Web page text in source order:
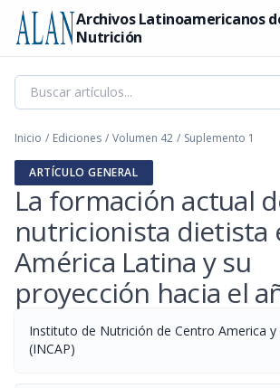
Archivos Latinoamericanos
Nutrición
Inicio / Ediciones / Volumen 42 / Suplemento 1
ARTÍCULO GENERAL
La formación actual
nutricionista dietista
América Latina y su
proyección hacia el
Instituto de Nutrición de Centro America y
(INCAP)